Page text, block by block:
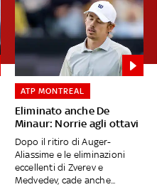
Eliminato anche De
Minaur: Norrie agli ottavi
ATP MONTREAL
Dopo il ritiro di Auger-
Aliassime e le eliminazioni
eccellenti di Zverev e
Medvedev, cade anche...